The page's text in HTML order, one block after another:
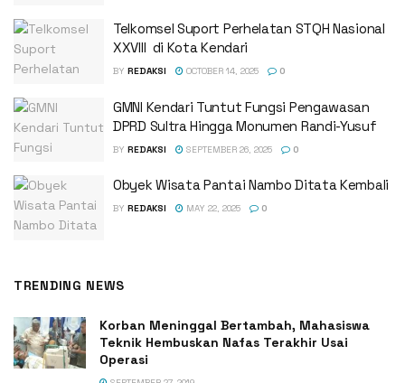
Telkomsel Suport Perhelatan STQH Nasional
XXVIII di Kota Kendari
BY REDAKSI OCTOBER 14, 2025 0
GMNI Kendari Tuntut Fungsi Pengawasan
DPRD Sultra Hingga Monumen Randi-Yusuf ‎
BY REDAKSI SEPTEMBER 26, 2025 0
Obyek Wisata Pantai Nambo Ditata Kembali
BY REDAKSI MAY 22, 2025 0
TRENDING NEWS
Korban Meninggal Bertambah, Mahasiswa
Teknik Hembuskan Nafas Terakhir Usai
Operasi